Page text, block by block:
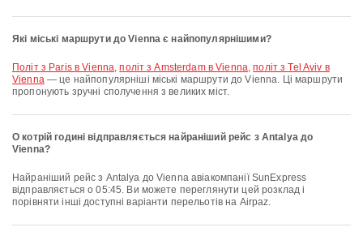
Які міські маршрути до Vienna є найпопулярнішими?
політ з Paris в Vienna,політ з Amsterdam в Vienna,політ з Tel Aviv в
Vienna— це найпопулярніші міські маршрути до Vienna. Ці маршрути
пропонують зручні сполучення з великих міст.
О котрій годині відправляється найраніший рейс з Antalya до
Vienna?
Найраніший рейс з Antalya до Vienna авіакомпанії SunExpress
відправляється о 05:45. Ви можете переглянути цей розклад і
порівняти інші доступні варіанти перельотів на Airpaz.